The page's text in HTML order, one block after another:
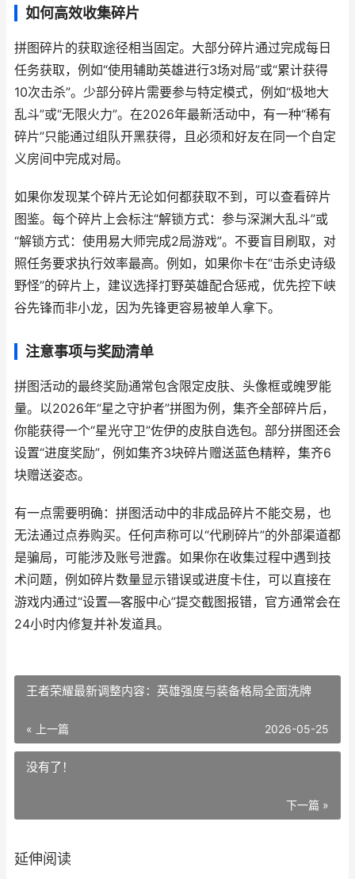
如何高效收集碎片
拼图碎片的获取途径相当固定。大部分碎片通过完成每日
任务获取，例如“使用辅助英雄进行3场对局”或“累计获得
10次击杀”。少部分碎片需要参与特定模式，例如“极地大
乱斗”或“无限火力”。在2026年最新活动中，有一种“稀有
碎片”只能通过组队开黑获得，且必须和好友在同一个自定
义房间中完成对局。
如果你发现某个碎片无论如何都获取不到，可以查看碎片
图鉴。每个碎片上会标注“解锁方式：参与深渊大乱斗”或
“解锁方式：使用易大师完成2局游戏”。不要盲目刷取，对
照任务要求执行效率最高。例如，如果你卡在“击杀史诗级
野怪”的碎片上，建议选择打野英雄配合惩戒，优先控下峡
谷先锋而非小龙，因为先锋更容易被单人拿下。
注意事项与奖励清单
拼图活动的最终奖励通常包含限定皮肤、头像框或魄罗能
量。以2026年“星之守护者”拼图为例，集齐全部碎片后，
你能获得一个“星光守卫”佐伊的皮肤自选包。部分拼图还会
设置“进度奖励”，例如集齐3块碎片赠送蓝色精粹，集齐6
块赠送姿态。
有一点需要明确：拼图活动中的非成品碎片不能交易，也
无法通过点券购买。任何声称可以“代刷碎片”的外部渠道都
是骗局，可能涉及账号泄露。如果你在收集过程中遇到技
术问题，例如碎片数量显示错误或进度卡住，可以直接在
游戏内通过“设置—客服中心”提交截图报错，官方通常会在
24小时内修复并补发道具。
王者荣耀最新调整内容：英雄强度与装备格局全面洗牌
« 上一篇 2026-05-25
没有了！
下一篇 »
延伸阅读